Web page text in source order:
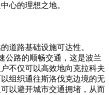
心的理想之地。
道路基础设施可达性。
公路的顺畅交通，这是波兰
不仅可以高效地向克拉科夫
组织通往斯洛伐克边境的无
以避开城市交通拥堵，从而